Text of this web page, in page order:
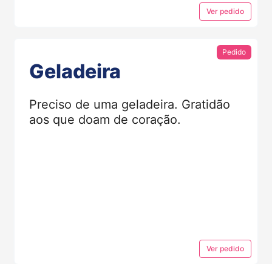
Ver pedido
Pedido
Geladeira
Preciso de uma geladeira. Gratidão
aos que doam de coração.
Ver pedido